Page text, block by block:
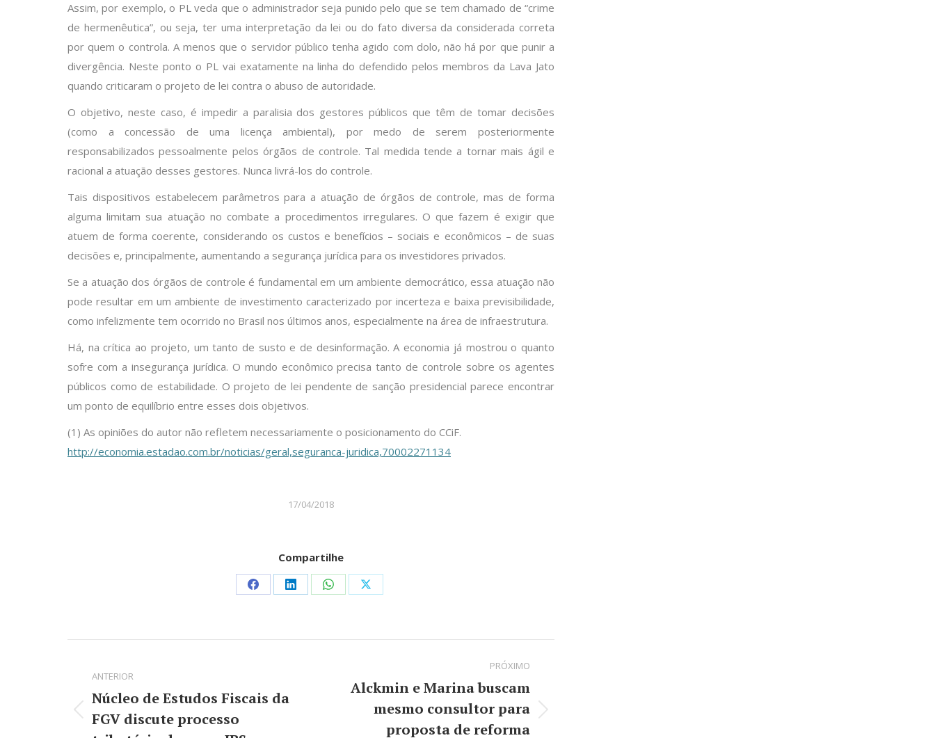
Assim, por exemplo, o PL veda que o administrador seja punido pelo que se tem chamado de “crime
de hermenêutica”, ou seja, ter uma interpretação da lei ou do fato diversa da considerada correta
por quem o controla. A menos que o servidor público tenha agido com dolo, não há por que punir a
divergência. Neste ponto o PL vai exatamente na linha do defendido pelos membros da Lava Jato
quando criticaram o projeto de lei contra o abuso de autoridade.
O objetivo, neste caso, é impedir a paralisia dos gestores públicos que têm de tomar decisões
(como a concessão de uma licença ambiental), por medo de serem posteriormente
responsabilizados pessoalmente pelos órgãos de controle. Tal medida tende a tornar mais ágil e
racional a atuação desses gestores. Nunca livrá-los do controle.
Tais dispositivos estabelecem parâmetros para a atuação de órgãos de controle, mas de forma
alguma limitam sua atuação no combate a procedimentos irregulares. O que fazem é exigir que
atuem de forma coerente, considerando os custos e benefícios – sociais e econômicos – de suas
decisões e, principalmente, aumentando a segurança jurídica para os investidores privados.
Se a atuação dos órgãos de controle é fundamental em um ambiente democrático, essa atuação não
pode resultar em um ambiente de investimento caracterizado por incerteza e baixa previsibilidade,
como infelizmente tem ocorrido no Brasil nos últimos anos, especialmente na área de infraestrutura.
Há, na crítica ao projeto, um tanto de susto e de desinformação. A economia já mostrou o quanto
sofre com a insegurança jurídica. O mundo econômico precisa tanto de controle sobre os agentes
públicos como de estabilidade. O projeto de lei pendente de sanção presidencial parece encontrar
um ponto de equilíbrio entre esses dois objetivos.
(1) As opiniões do autor não refletem necessariamente o posicionamento do CCiF.
http://economia.estadao.com.br/noticias/geral,seguranca-juridica,70002271134
17/04/2018
Compartilhe
Share
Facebook
Share
LinkedIn
Share
WhatsApp
Share
X
post:
ANTERIOR
Post
Núcleo de Estudos Fiscais da
FGV discute processo
PRÓXIMO
Alckmin e Marina buscam
mesmo consultor para
proposta de reforma